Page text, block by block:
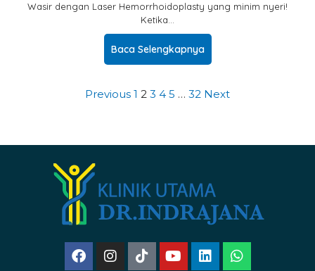
Wasir dengan Laser Hemorrhoidoplasty yang minim nyeri!
Ketika…
Baca Selengkapnya
Previous 1 2 3 4 5 … 32 Next